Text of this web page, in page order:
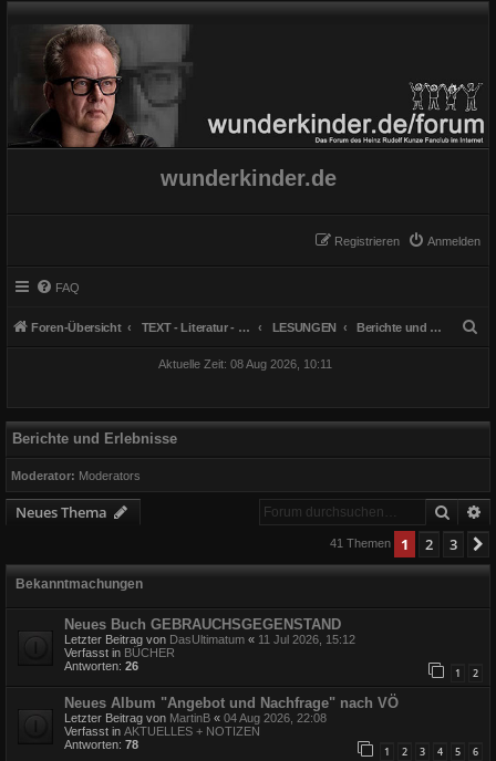
wunderkinder.de
Anmelden
Registrieren
FAQ
Foren-Übersicht TEXT - Literatur - Lesungen u. Buch LESUNGEN Berichte und Erlebnisse
Aktuelle Zeit: 08 Aug 2026, 10:11
Berichte und Erlebnisse
Moderator: Moderators
Neues Thema Suche
41 Themen 1 2 3
Bekanntmachungen
Neues Buch GEBRAUCHSGEGENSTAND
Letzter Beitrag von DasUltimatum « 11 Jul 2026, 15:12
Verfasst in BÜCHER
Antworten: 26 1 2
Neues Album "Angebot und Nachfrage" nach VÖ
Letzter Beitrag von MartinB « 04 Aug 2026, 22:08
Verfasst in AKTUELLES + NOTIZEN
Antworten: 78 1 2 3 4 5 6